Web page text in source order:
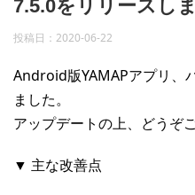
7.5.0をリリースし
投稿日： 2020-06-22
Android版YAMAPアプリ、
ました。
アップデートの上、どうぞ
▼ 主な改善点